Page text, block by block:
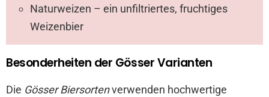
Naturweizen – ein unfiltriertes, fruchtiges
Weizenbier
Besonderheiten der Gösser Varianten
Die Gösser Biersortenverwenden hochwertige